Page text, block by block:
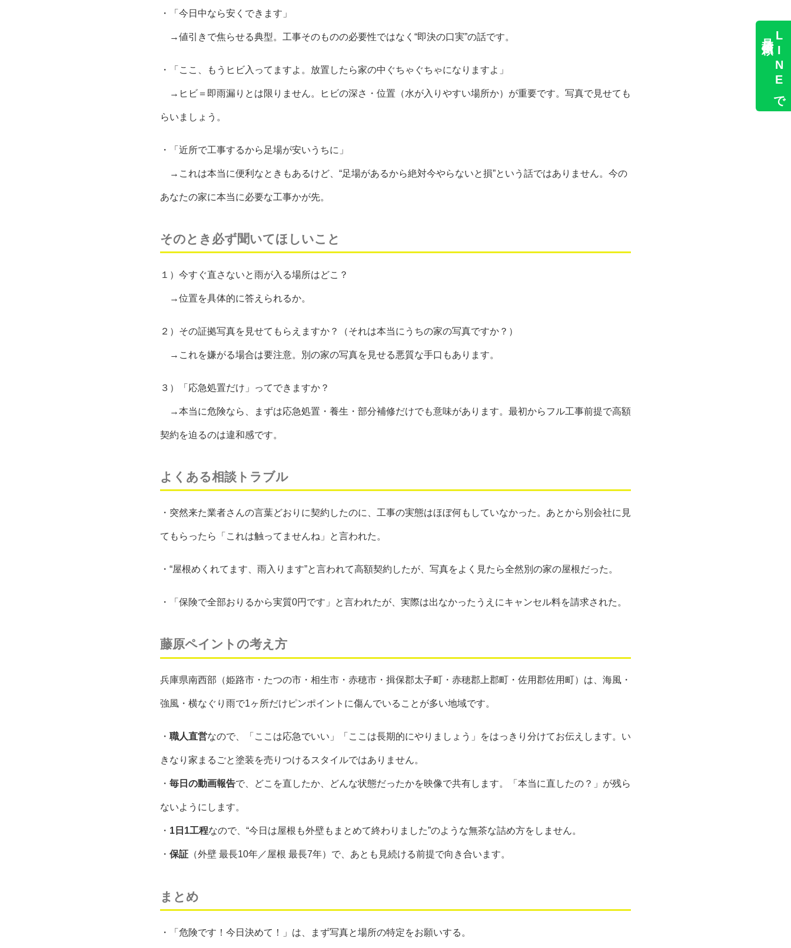
・「今日中なら安くできます」
→値引きで焦らせる典型。工事そのものの必要性ではなく“即決の口実”の話です。
・「ここ、もうヒビ入ってますよ。放置したら家の中ぐちゃぐちゃになりますよ」
→ヒビ＝即雨漏りとは限りません。ヒビの深さ・位置（水が入りやすい場所か）が重要です。写真で見せても
らいましょう。
・「近所で工事するから足場が安いうちに」
→これは本当に便利なときもあるけど、“足場があるから絶対今やらないと損”という話ではありません。今の
あなたの家に本当に必要な工事かが先。
そのとき必ず聞いてほしいこと
１）今すぐ直さないと雨が入る場所はどこ？
→位置を具体的に答えられるか。
２）その証拠写真を見せてもらえますか？（それは本当にうちの家の写真ですか？）
→これを嫌がる場合は要注意。別の家の写真を見せる悪質な手口もあります。
３）「応急処置だけ」ってできますか？
→本当に危険なら、まずは応急処置・養生・部分補修だけでも意味があります。最初からフル工事前提で高額
契約を迫るのは違和感です。
よくある相談トラブル
・突然来た業者さんの言葉どおりに契約したのに、工事の実態はほぼ何もしていなかった。あとから別会社に見
てもらったら「これは触ってませんね」と言われた。
・“屋根めくれてます、雨入ります”と言われて高額契約したが、写真をよく見たら全然別の家の屋根だった。
・「保険で全部おりるから実質0円です」と言われたが、実際は出なかったうえにキャンセル料を請求された。
藤原ペイントの考え方
兵庫県南西部（姫路市・たつの市・相生市・赤穂市・揖保郡太子町・赤穂郡上郡町・佐用郡佐用町）は、海風・
強風・横なぐり雨で1ヶ所だけピンポイントに傷んでいることが多い地域です。
・ 職人直営なので、「ここは応急でいい」「ここは長期的にやりましょう」をはっきり分けてお伝えします。い
きなり家まるごと塗装を売りつけるスタイルではありません。
・ 毎日の動画報告で、どこを直したか、どんな状態だったかを映像で共有します。「本当に直したの？」が残ら
ないようにします。
・ 1日1工程なので、“今日は屋根も外壁もまとめて終わりました”のような無茶な詰め方をしません。
・ 保証 （外壁 最長10年／屋根 最長7年）で、あとも見続ける前提で向き合います。
まとめ
・「危険です！今日決めて！」は、まず写真と場所の特定をお願いする。
LINEで